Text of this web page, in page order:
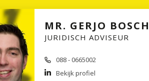
MR. GERJO BOSCH
JURIDISCH ADVISEUR
088 - 0665002
Bekijk profiel